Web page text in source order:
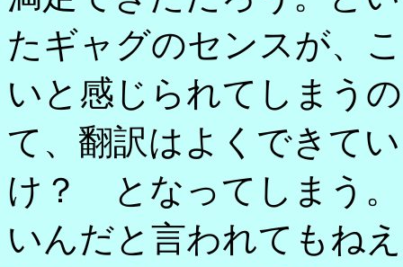
たギャグのセンスが、
いと感じられてしまう
て、翻訳はよくできて
け？ となってしまう
いんだと言われてもね